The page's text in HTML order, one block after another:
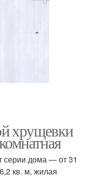
хрущевки
серии дома — от 31
кв. м, жилая